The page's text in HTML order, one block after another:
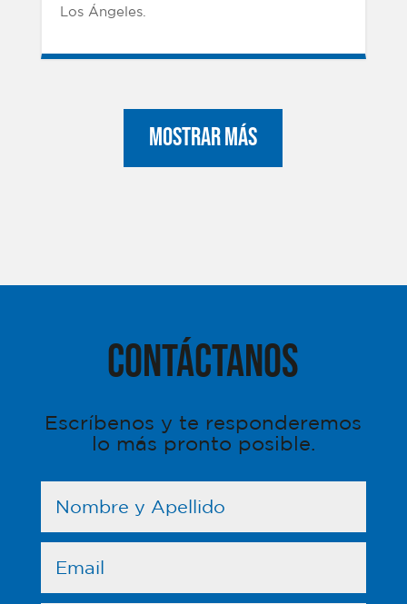
Los Ángeles.
Mostrar más
CONTÁCTANOS
Escríbenos y te responderemos
lo más pronto posible.